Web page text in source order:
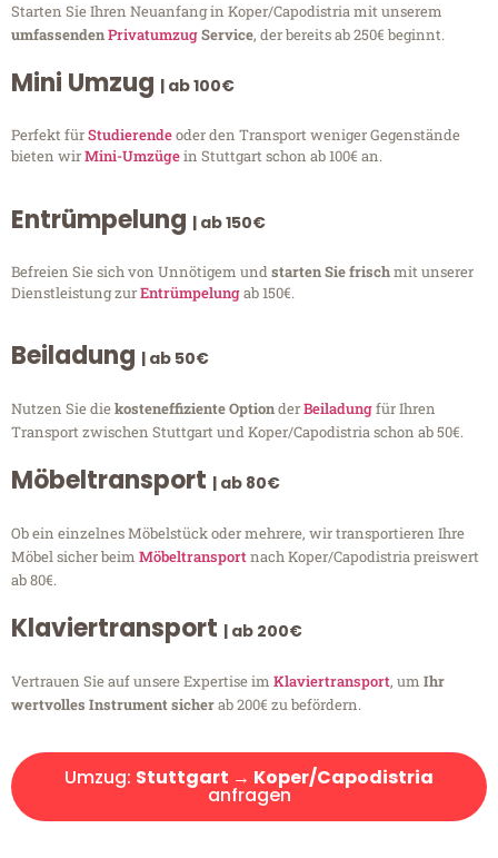
Starten Sie Ihren Neuanfang in Koper/Capodistria mit unserem
umfassendenPrivatumzugService, der bereits ab 250€ beginnt.
Mini Umzug | ab 100€
Perfekt fürStudierendeoder den Transport weniger Gegenstände
bieten wirMini-Umzügein Stuttgart schon ab 100€ an.
Entrümpelung | ab 150€
Befreien Sie sich von Unnötigem undstarten Sie frischmit unserer
Dienstleistung zurEntrümpelungab 150€.
Beiladung | ab 50€
Nutzen Sie diekosteneffiziente OptionderBeiladungfür Ihren
Transport zwischen Stuttgart und Koper/Capodistria schon ab 50€.
Möbeltransport | ab 80€
Ob ein einzelnes Möbelstück oder mehrere, wir transportieren Ihre
Möbel sicher beim Möbeltransportnach Koper/Capodistria preiswert
ab 80€.
Klaviertransport | ab 200€
Vertrauen Sie auf unsere Expertise im Klaviertransport, um Ihr
wertvolles Instrument sicherab 200€ zu befördern.
Umzug: Stuttgart → Koper/Capodistria
anfragen